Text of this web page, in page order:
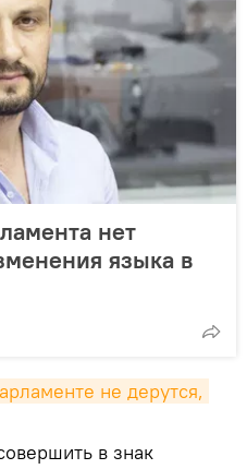
нет
языка в
не дерутся,
в знак